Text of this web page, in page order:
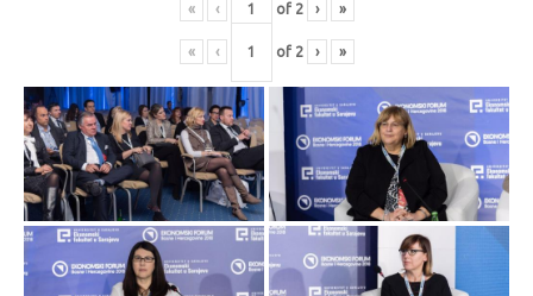
« ‹ of 2 › »
« ‹ of 2 › »